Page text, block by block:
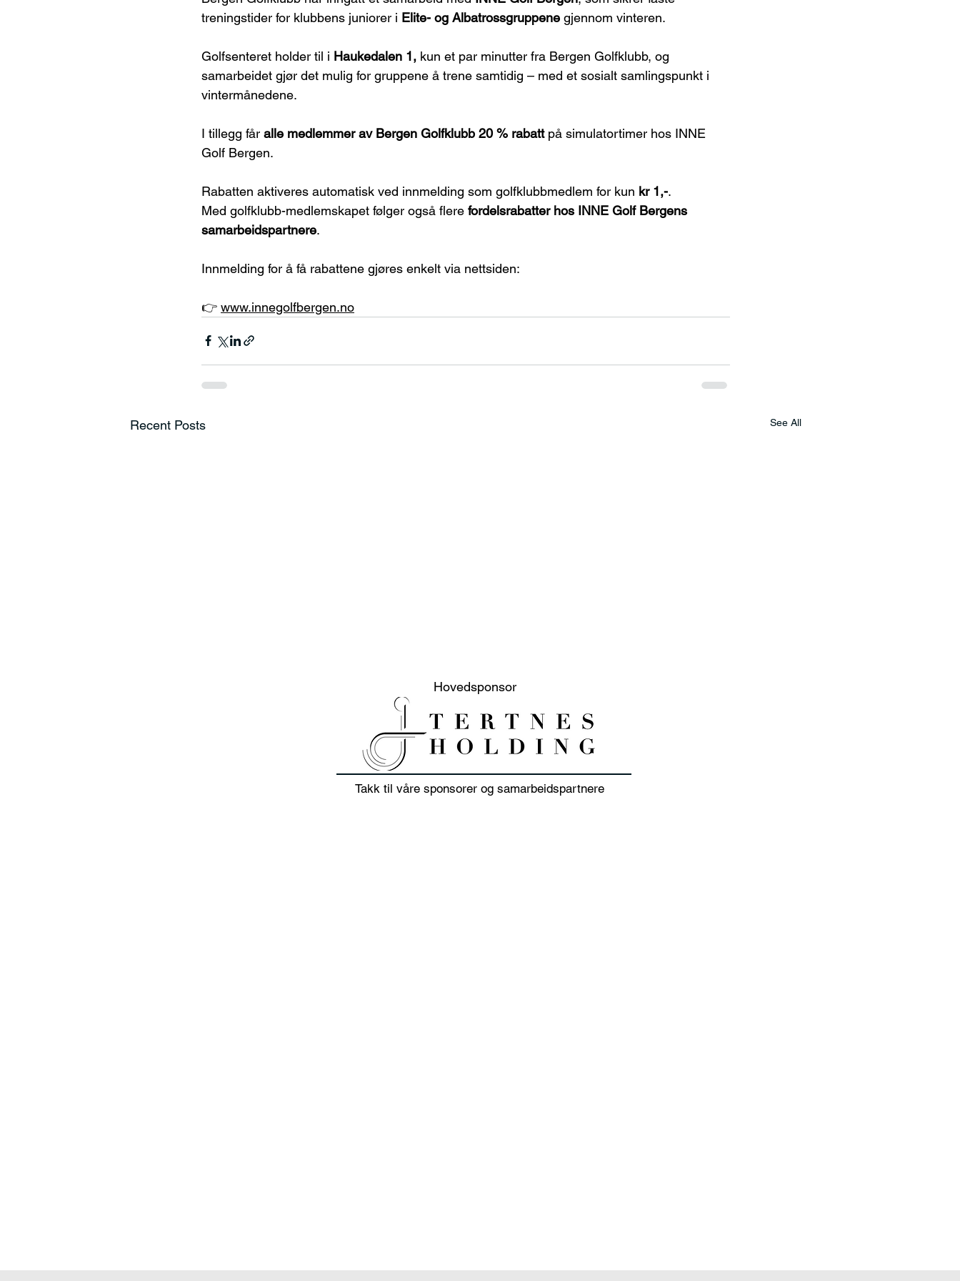
treningstider for klubbens juniorer i Elite- og Albatrossgruppene gjennom vinteren.
Golfsenteret holder til i Haukedalen 1, kun et par minutter fra Bergen Golfklubb, og
samarbeidet gjør det mulig for gruppene å trene samtidig – med et sosialt samlingspunkt i
vintermånedene.
I tillegg får alle medlemmer av Bergen Golfklubb 20 % rabatt på simulatortimer hos INNE
Golf Bergen.
Rabatten aktiveres automatisk ved innmelding som golfklubbmedlem for kun kr 1,-.
Med golfklubb-medlemskapet følger også flere fordelsrabatter hos INNE Golf Bergens
samarbeidspartnere.
Innmelding for å få rabattene gjøres enkelt via nettsiden:
👉 www.innegolfbergen.no
Recent Posts See All
20% sommer salg på klær
Hovedsponsor
Takk til våre sponsorer og samarbeidspartnere